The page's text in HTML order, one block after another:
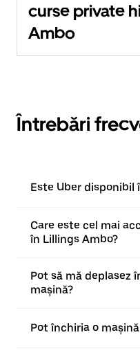
curse private
Ambo
Întrebări
Este Uber disponibil
Care este cel mai
în Lillings Ambo?
Pot să mă deplasez
mașină?
Pot închiria o